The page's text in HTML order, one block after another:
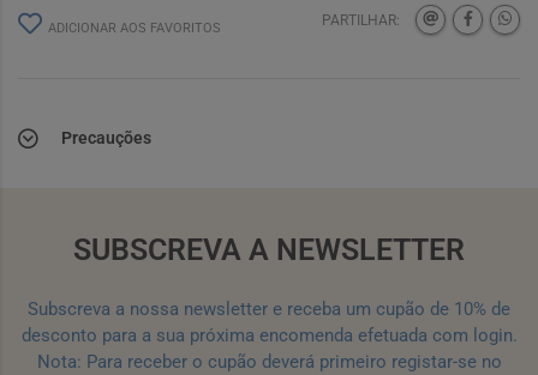
ADICIONAR AOS FAVORITOS PARTILHAR:
Precauções
SUBSCREVA A NEWSLETTER
Subscreva a nossa newsletter e receba um cupão de 10% de
desconto para a sua próxima encomenda efetuada com login.
Nota: Para receber o cupão deverá primeiro registar-se no